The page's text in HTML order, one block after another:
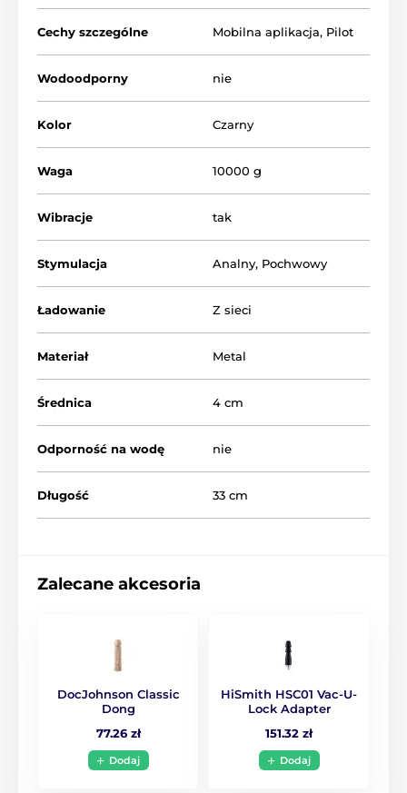
Cechy szczególne Mobilna aplikacja, Pilot
Wodoodporny nie
Kolor Czarny
Waga 10000 g
Wibracje tak
Stymulacja Analny, Pochwowy
Ładowanie Z sieci
Materiał Metal
Średnica 4 cm
Odporność na wodę nie
Długość 33 cm
Zalecane akcesoria
DocJohnson Classic
Dong
77.26 zł
Dodaj
HiSmith HSC01 Vac-U-
Lock Adapter
151.32 zł
Dodaj